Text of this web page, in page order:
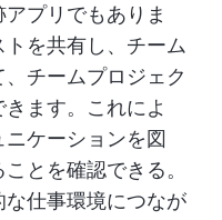
プリでもありま
を共有し、チーム
チームプロジェク
ます。これによ
ケーションを図
とを確認できる。
仕事環境につなが